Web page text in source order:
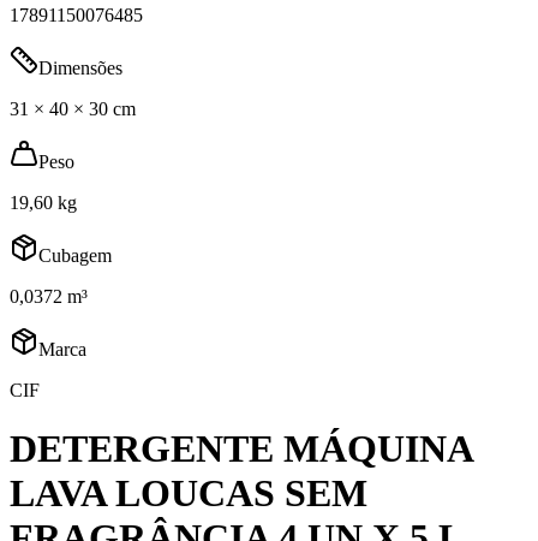
17891150076485
Dimensões
31 × 40 × 30 cm
Peso
19,60 kg
Cubagem
0,0372 m³
Marca
CIF
DETERGENTE MÁQUINA
LAVA LOUCAS SEM